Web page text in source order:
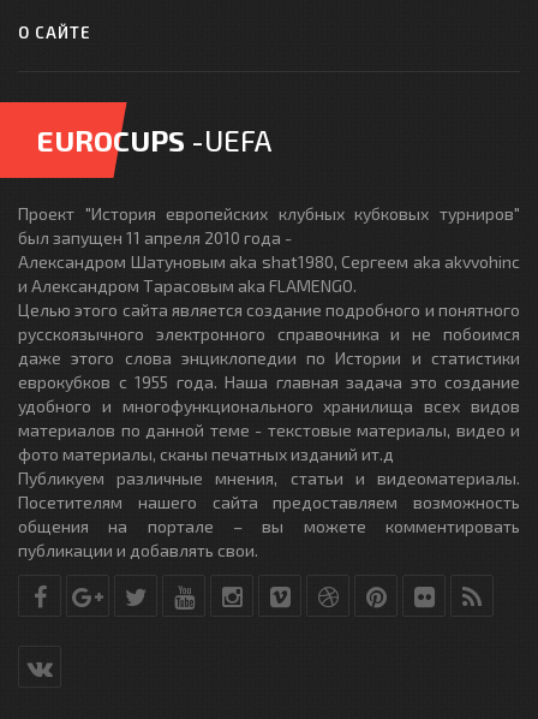
О САЙТЕ
EUROCUPS -UEFA
Проект "История европейских клубных кубковых турниров"
был запущен 11 апреля 2010 года -
Александром Шатуновым aka shat1980, Сергеем aka akvvohinc
и Александром Тарасовым aka FLAMENGO.
Целью этого сайта является создание подробного и понятного
русскоязычного электронного справочника и не побоимся
даже этого слова энциклопедии по Истории и статистики
еврокубков с 1955 года. Наша главная задача это создание
удобного и многофункционального хранилища всех видов
материалов по данной теме - текстовые материалы, видео и
фото материалы, сканы печатных изданий ит.д
Публикуем различные мнения, статьи и видеоматериалы.
Посетителям нашего сайта предоставляем возможность
общения на портале – вы можете комментировать
публикации и добавлять свои.